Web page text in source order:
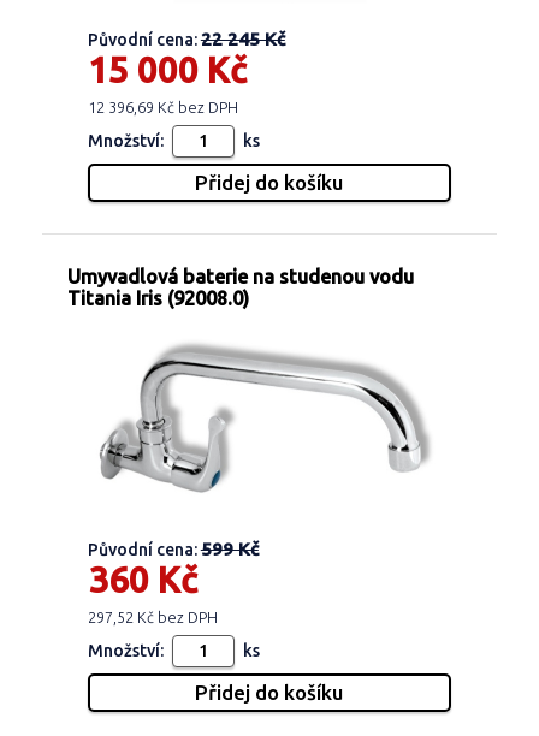
Původní cena:22 245 Kč
15 000 Kč
12 396,69 Kč bez DPH
Množství: ks
Umyvadlová baterie na studenou vodu
Titania Iris (92008.0)
Původní cena:599 Kč
360 Kč
297,52 Kč bez DPH
Množství: ks